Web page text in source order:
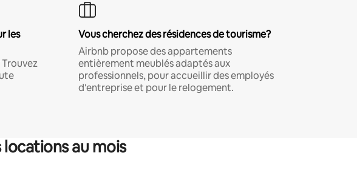
les
Vous cherchez des résidences de tourisme?
Airbnb propose des appartements
entièrement meublés adaptés aux
professionnels, pour accueillir des employés
d'entreprise et pour le relogement.
au mois